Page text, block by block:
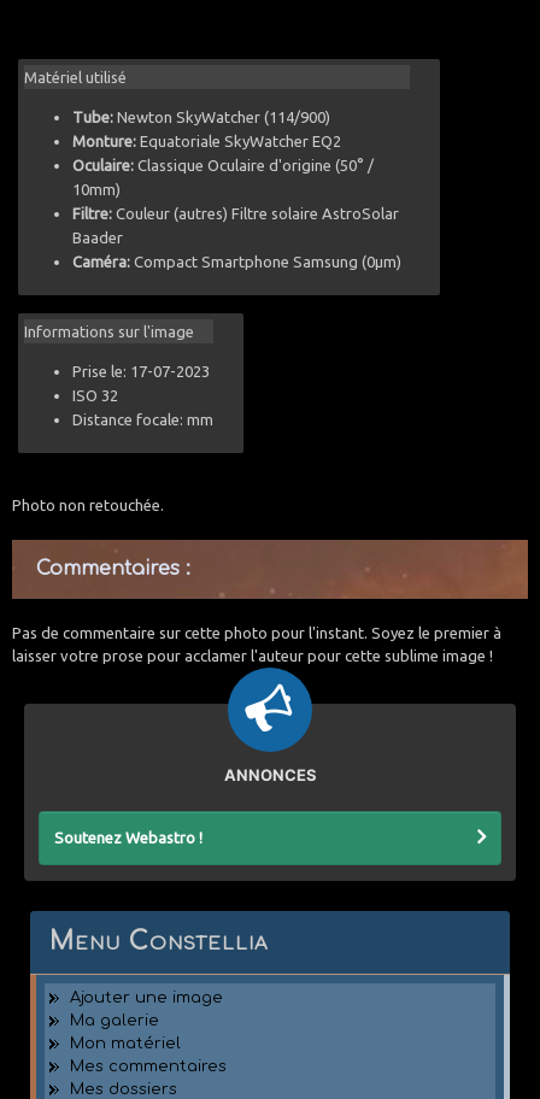
Matériel utilisé
Tube: Newton SkyWatcher (114/900)
Monture: Equatoriale SkyWatcher EQ2
Oculaire: Classique Oculaire d'origine (50° /
10mm)
Filtre: Couleur (autres) Filtre solaire AstroSolar
Baader
Caméra: Compact Smartphone Samsung (0µm)
Informations sur l'image
Prise le: 17-07-2023
ISO 32
Distance focale: mm
Photo non retouchée.
Commentaires :
Pas de commentaire sur cette photo pour l'instant. Soyez le premier à
laisser votre prose pour acclamer l'auteur pour cette sublime image !
ANNONCES
Soutenez Webastro !
Menu Constellia
Ajouter une image
Ma galerie
Mon matériel
Mes commentaires
Mes dossiers